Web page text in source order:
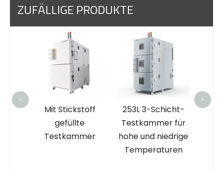
ZUFÄLLIGE PRODUKTE
Mit Stickstoff
gefüllte
Testkammer
253L 3-Schicht-
Testkammer für
hohe und niedrige
Temperaturen
< >